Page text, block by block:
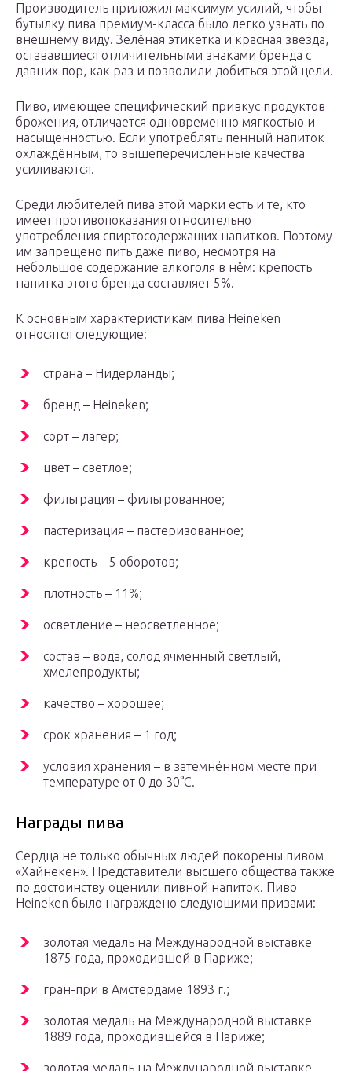
Производитель приложил максимум усилий, чтобы
бутылку пива премиум-класса было легко узнать по
внешнему виду. Зелёная этикетка и красная звезда,
остававшиеся отличительными знаками бренда с
давних пор, как раз и позволили добиться этой цели.
Пиво, имеющее специфический привкус продуктов
брожения, отличается одновременно мягкостью и
насыщенностью. Если употреблять пенный напиток
охлаждённым, то вышеперечисленные качества
усиливаются.
Среди любителей пива этой марки есть и те, кто
имеет противопоказания относительно
употребления спиртосодержащих напитков. Поэтому
им запрещено пить даже пиво, несмотря на
небольшое содержание алкоголя в нём: крепость
напитка этого бренда составляет 5%.
К основным характеристикам пива Heineken
относятся следующие:
страна – Нидерланды;
бренд – Heineken;
сорт – лагер;
цвет – светлое;
фильтрация – фильтрованное;
пастеризация – пастеризованное;
крепость – 5 оборотов;
плотность – 11%;
осветление – неосветленное;
состав – вода, солод ячменный светлый,
хмелепродукты;
качество – хорошее;
срок хранения – 1 год;
условия хранения – в затемнённом месте при
температуре от 0 до 30°C.
Награды пива
Сердца не только обычных людей покорены пивом
«Хайнекен». Представители высшего общества также
по достоинству оценили пивной напиток. Пиво
Heineken было награждено следующими призами:
золотая медаль на Международной выставке
1875 года, проходившей в Париже;
гран-при в Амстердаме 1893 г.;
золотая медаль на Международной выставке
1889 года, проходившейся в Париже;
золотая медаль на Международной выставке